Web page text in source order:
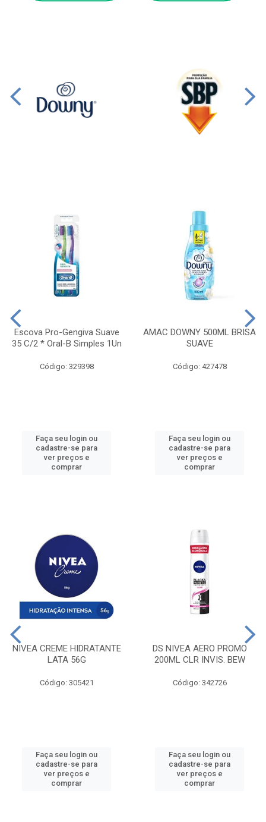
Escova Pro-Gengiva Suave
35 C/2 * Oral-B Simples 1Un
Código: 329398
Faça seu login ou
cadastre-se para
ver preços e
comprar
AMAC DOWNY 500ML BRISA
SUAVE
Código: 427478
Faça seu login ou
cadastre-se para
ver preços e
comprar
NIVEA CREME HIDRATANTE
LATA 56G
Código: 305421
Faça seu login ou
cadastre-se para
ver preços e
comprar
DS NIVEA AERO PROMO
200ML CLR INVIS. BEW
Código: 342726
Faça seu login ou
cadastre-se para
ver preços e
comprar